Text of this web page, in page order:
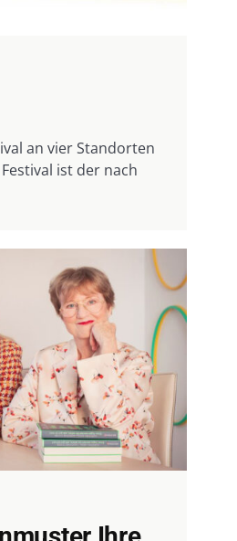
an vier Standorten
ist der nach